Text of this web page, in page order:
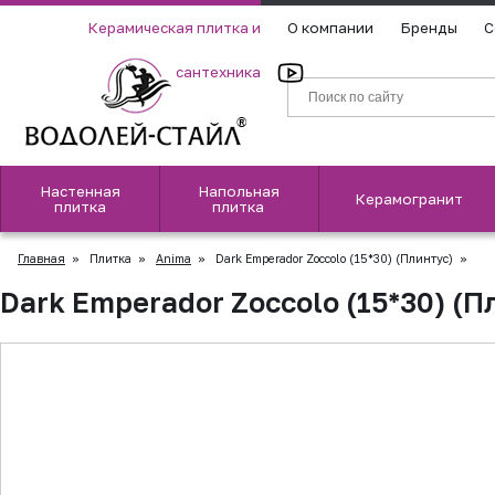
Керамическая плитка и
сантехника
О компании Бренды
Настенная
плитка
Напольная
плитка
Керамогранит
Главная » Плитка » Anima » Dark Emperador Zoccolo (15*30) (Плинтус) »
Dark Emperador Zoccolo (15*30)